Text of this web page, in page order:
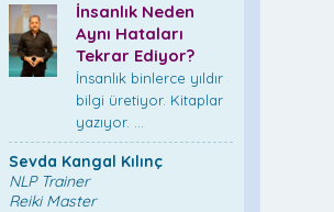
İnsanlık Neden
Aynı Hataları
Tekrar Ediyor?
İnsanlık binlerce yıldır
bilgi üretiyor. Kitaplar
yazıyor. ...
Sevda Kangal Kılınç
NLP Trainer
Reiki Master